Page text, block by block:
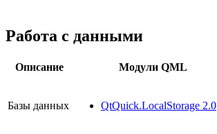
Работа с данными
Описание Модули QML
Базы данных QtQuick.LocalStorage 2.0